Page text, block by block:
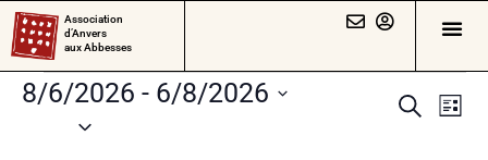
Association
d’Anvers
aux Abbesses
Liste
8/6/2026 - 6/8/2026
Sélectionnez